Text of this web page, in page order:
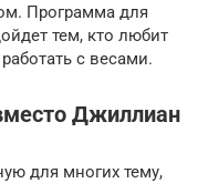
Программа для
тем, кто любит
с весами.
Джиллиан
для многих тему,